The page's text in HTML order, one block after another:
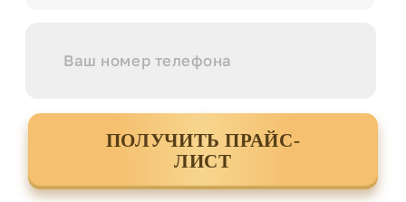
ПОЛУЧИТЬ ПРАЙС-
ЛИСТ